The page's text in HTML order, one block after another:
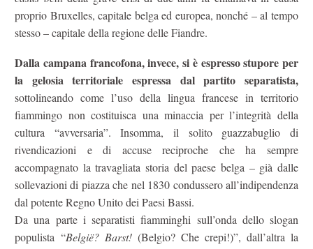
proprio Bruxelles, capitale belga ed europea, nonché – al tempo
stesso – capitale della regione delle Fiandre.
Dalla campana francofona, invece, si è espresso stupore per
la gelosia territoriale espressa dal partito separatista,
sottolineando come l’uso della lingua francese in territorio
fiammingo non costituisca una minaccia per l’integrità della
cultura “avversaria”. Insomma, il solito guazzabuglio di
rivendicazioni e di accuse reciproche che ha sempre
accompagnato la travagliata storia del paese belga – già dalle
sollevazioni di piazza che nel 1830 condussero all’indipendenza
dal potente Regno Unito dei Paesi Bassi.
Da una parte i separatisti fiamminghi sull’onda dello slogan
populista “België? Barst! (Belgio? Che crepi!)”, dall’altra la